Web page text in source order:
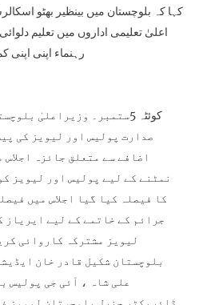
کہا کہ بلوچستان میں بینظیر بھٹو
اعلیٰ تعلیمی اداروں میں تعلیم
رہنماء اپنی اپنی
کوئٹہ 5ستمبر۔ وزیراعلیٰ
صدارت پولیس اور لیویز کی
اضافے سے متعلق جائزہ
نمٹنے کے لیے پولیس اور لیویز
کا فیصلہ کیا گیا اجلاس میں
جرائم کے خاتمے کے لیے ایریاز
لیویز مشترکہ کاروائی
بلوچستان شکیل قادر خان
علی شاہ ، آئی جی پولیس